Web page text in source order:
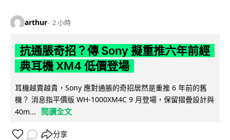
arthur 2 小時
抗通脹奇招？傳 Sony 擬重推六年前經
典耳機 XM4 低價登場
耳機越賣越貴，Sony 應對通脹的奇招居然是重推 6 年前的舊
機？ 消息指平價版 WH-1000XM4C 9 月登場，保留摺疊設計與
40m...
閱讀全文
分享